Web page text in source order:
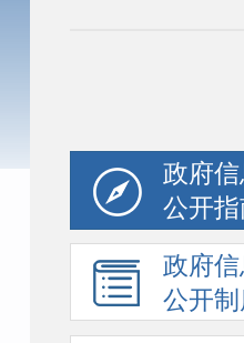
政府信
公开指
政府信
公开制